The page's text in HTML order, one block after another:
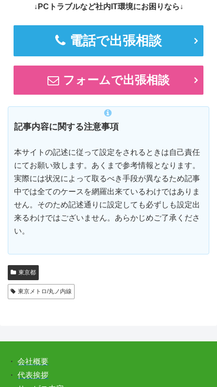
↓PCトラブルなど社内IT環境にお困りなら↓
電話で出張相談
フォームで出張相談
記事内容に関する注意事項
本サイトの記述に従って設定をされるときは自己責任
にてお願い致します。あくまで参考情報となります。
実際には状況によって取るべき手段が異なるため記事
中では全てのケースを網羅出来ているわけではありま
せん。そのため記述通りに設定しても必ずしも設定出
来るわけではございません。あらかじめご了承くださ
い。
東京都
東京メトロ/丸ノ内線
・ 会社概要
・ 代表挨拶